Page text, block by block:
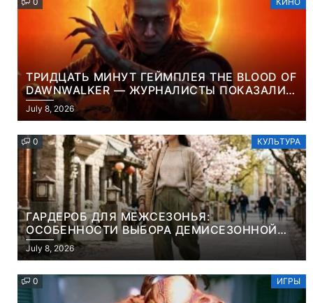
ТРИДЦАТЬ МИНУТ ГЕЙМПЛЕЯ THE BLOOD OF
DAWNWALKER — ЖУРНАЛИСТЫ ПОКАЗАЛИ
НАЧАЛО НОВОЙ ИГРЫ ОТ ВЕТЕРАНОВ CD
PROJEKT RED
July 8, 2026
0 КУЛЬТУРА
ГАРДЕРОБ ДЛЯ МЕЖСЕЗОНЬЯ:
ОСОБЕННОСТИ ВЫБОРА ДЕМИСЕЗОННОЙ
ПАРКИ И ЭЛЕГАНТНОГО ЖЕНСКОГО ПЛАЩА
July 8, 2026
0 ИГРЫ